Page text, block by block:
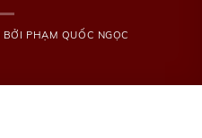
BỞI PHẠM QUỐC NGỌC